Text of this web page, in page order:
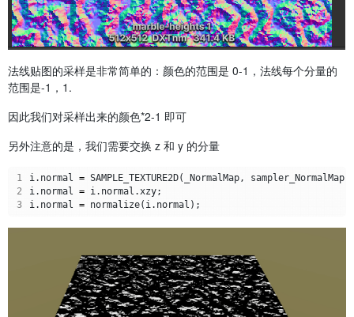
法线贴图的采样是非常简单的：颜色的范围是 0-1，法线每个分量的
范围是-1，1.
因此我们对采样出来的颜色*2-1 即可
另外注意的是，我们需要交换 z 和 y 的分量
1 i. normal = SAMPLE_TEXTURE2D( _NormalMap, sampler_NormalMap
2
i. normal = i. normal .xzy;
3
i. normal = normalize( i. normal );